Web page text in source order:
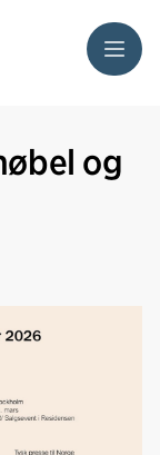
Meny
og